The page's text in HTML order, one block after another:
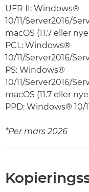
UFR II: Windows®
10/11/Server2016/
macOS (11.7 eller
PCL: Windows®
10/11/Server2016/
PS: Windows®
10/11/Server2016/
macOS (11.7 eller
PPD: Windows® 10/
*Per mars 2026